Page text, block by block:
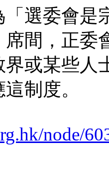
「選委會是
席間，正委
界或某些人
制度。
node/